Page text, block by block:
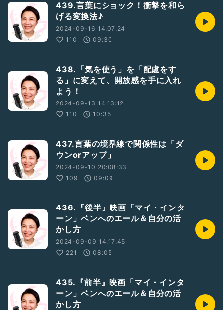
439.言葉にショック！衝撃を和ら
げる変換法♪
2024-09-16 14:07:24
110
09:30
438.「気を使う」を「配慮をす
る」に変えて、開放感を手に入れ
よう！
2024-09-13 14:13:12
110
10:35
437.言葉の境界線で関係性は「ダ
ウンorアップ」
2024-09-10 20:08:33
109
09:09
436.『後半』映画「マイ・インタ
ーン」ベンへのエール＆自分の活
かし方
2024-09-09 14:17:45
221
08:05
435.『前半』映画「マイ・インタ
ーン」ベンへのエール＆自分の活
かし方